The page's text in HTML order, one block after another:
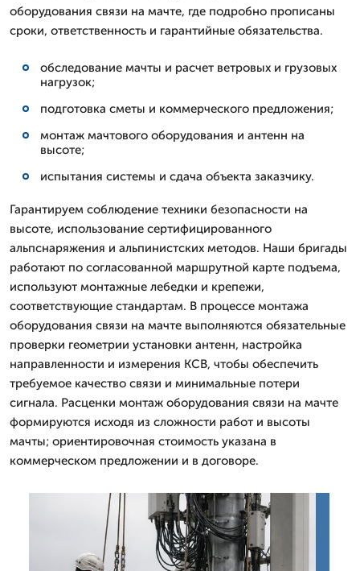
оборудования связи на мачте, где подробно прописаны
сроки, ответственность и гарантийные обязательства.
обследование мачты и расчет ветровых и грузовых
нагрузок;
подготовка сметы и коммерческого предложения;
монтаж мачтового оборудования и антенн на
высоте;
испытания системы и сдача объекта заказчику.
Гарантируем соблюдение техники безопасности на
высоте, использование сертифицированного
альпснаряжения и альпинистских методов. Наши бригады
работают по согласованной маршрутной карте подъема,
используют монтажные лебедки и крепежи,
соответствующие стандартам. В процессе монтажа
оборудования связи на мачте выполняются обязательные
проверки геометрии установки антенн, настройка
направленности и измерения КСВ, чтобы обеспечить
требуемое качество связи и минимальные потери
сигнала. Расценки монтаж оборудования связи на мачте
формируются исходя из сложности работ и высоты
мачты; ориентировочная стоимость указана в
коммерческом предложении и в договоре.